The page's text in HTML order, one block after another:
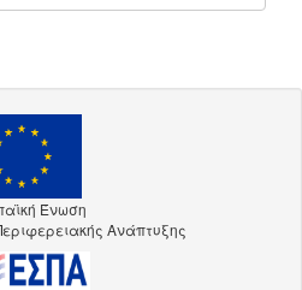
Ένωση
Ανάπτυξης